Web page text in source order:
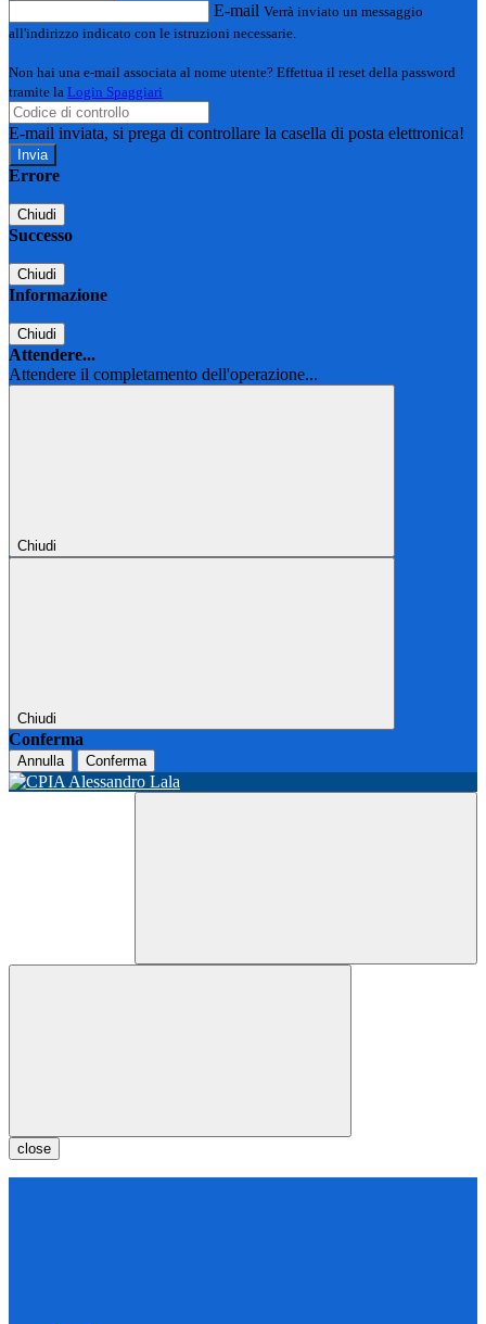
E-mail Verrà inviato un messaggio
all'indirizzo indicato con le istruzioni necessarie.
Non hai una e-mail associata al nome utente? Effettua il reset della password
tramite la Login Spaggiari
E-mail inviata, si prega di controllare la casella di posta elettronica!
Errore
Chiudi
Successo
Chiudi
Informazione
Chiudi
Attendere...
Attendere il completamento dell'operazione...
Chiudi
Chiudi
Conferma
Annulla Conferma
close